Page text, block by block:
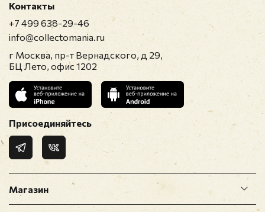
Магазин
Контакты
+7 499 638-29-46
info@collectomania.ru
г Москва, пр-т Вернадского, д 29,
БЦ Лето, офис 1202
Присоединяйтесь